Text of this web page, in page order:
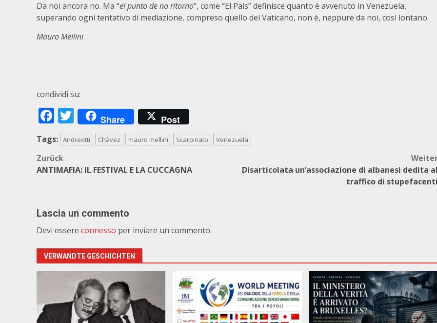
Da noi ancora no. Ma “el punto de no ritorno”, come “El Pais” definisce quanto è avvenuto in Venezuela,
superando ogni tentativo di mediazione, compreso quello del Vaticano, non è, neppure da noi, così lontano.
Mauro Mellini
condividi su:
Facebook
Twitter
Share Post
Tags: Andreotti Chàvez mauro mellini Scarpinato Venezuela
Beitragsnavigation
Zurück
ANTIMAFIA: IL FESTIVAL E LA CUCCAGNA
Disarticolata un’associazione di albanesi dedita
traffico di
Lascia un commento
Devi essere connesso per inviare un commento.
VERWANDTE GESCHICHTEN